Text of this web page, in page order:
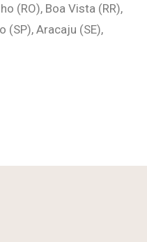
(RO), Boa Vista (RR),
(SP), Aracaju (SE),